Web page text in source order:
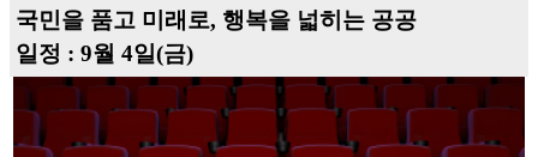
국민을 품고 미래로, 행복을 넓히는 공공
일정 : 9월 4일(금)